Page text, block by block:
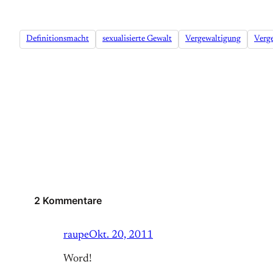
Definitionsmacht sexualisierte Gewalt Vergewaltigung
2 Kommentare
raupeOkt. 20, 2011
Word!